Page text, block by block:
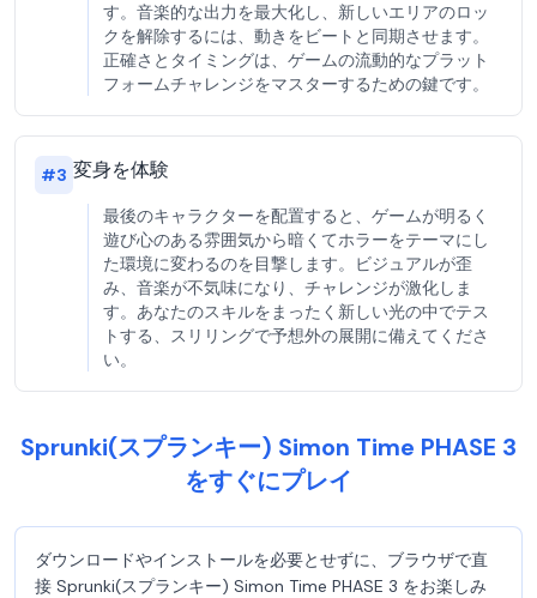
す。音楽的な出力を最大化し、新しいエリアのロッ
クを解除するには、動きをビートと同期させます。
正確さとタイミングは、ゲームの流動的なプラット
フォームチャレンジをマスターするための鍵です。
#3 変身を体験
最後のキャラクターを配置すると、ゲームが明るく
遊び心のある雰囲気から暗くてホラーをテーマにし
た環境に変わるのを目撃します。ビジュアルが歪
み、音楽が不気味になり、チャレンジが激化しま
す。あなたのスキルをまったく新しい光の中でテス
トする、スリリングで予想外の展開に備えてくださ
い。
Sprunki(スプランキー) Simon Time PHASE 3
をすぐにプレイ
ダウンロードやインストールを必要とせずに、ブラウザで直
接 Sprunki(スプランキー) Simon Time PHASE 3 をお楽しみ